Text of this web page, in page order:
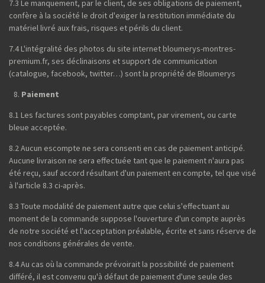
7.3 Le manquement, par le client, de ses obligations de paiement,
confère à la société le droit d'exiger la restitution immédiate du
matériel livré aux frais, risques et périls du client.
7.4 L'intégralité des photos du site internet bloumerys-montres-
premium.fr, ses déclinaisons et support de communication
(catalogue, facebook, twitter…) sont la propriété de Bloumerys
Paiement
8.1 Les factures sont payables comptant, par virement, ou carte
bleue acceptée.
8.2 Aucun escompte ne sera consenti en cas de paiement anticipé.
Aucune livraison ne sera effectuée tant que le paiement n'aura pas
été reçu, sauf accord résultant d'un paiement en compte, tel que visé
à l'article 8.3 ci-après.
8.3 Toute modalité de paiement autre que celui s'effectuant au
moment de la commande suppose l'ouverture d'un compte auprès
de notre société et l'acceptation préalable, écrite et sans réserve de
nos conditions générales de vente.
8.4 Au cas où la commande prévoirait la possibilité de paiement
différé, il est convenu qu'à défaut de paiement d'une seule des